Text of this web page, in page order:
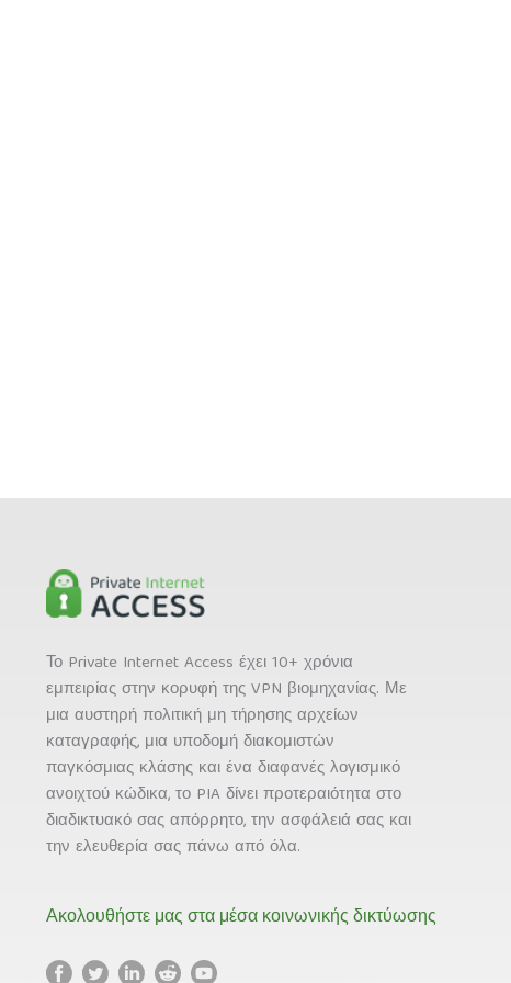
Το Private Internet Access έχει 10+ χρόνια
εμπειρίας στην κορυφή της VPN βιομηχανίας. Με
μια αυστηρή πολιτική μη τήρησης αρχείων
καταγραφής, μια υποδομή διακομιστών
παγκόσμιας κλάσης και ένα διαφανές λογισμικό
ανοιχτού κώδικα, το PIA δίνει προτεραιότητα στο
διαδικτυακό σας απόρρητο, την ασφάλειά σας και
την ελευθερία σας πάνω από όλα.
Ακολουθήστε μας στα μέσα κοινωνικής δικτύωσης